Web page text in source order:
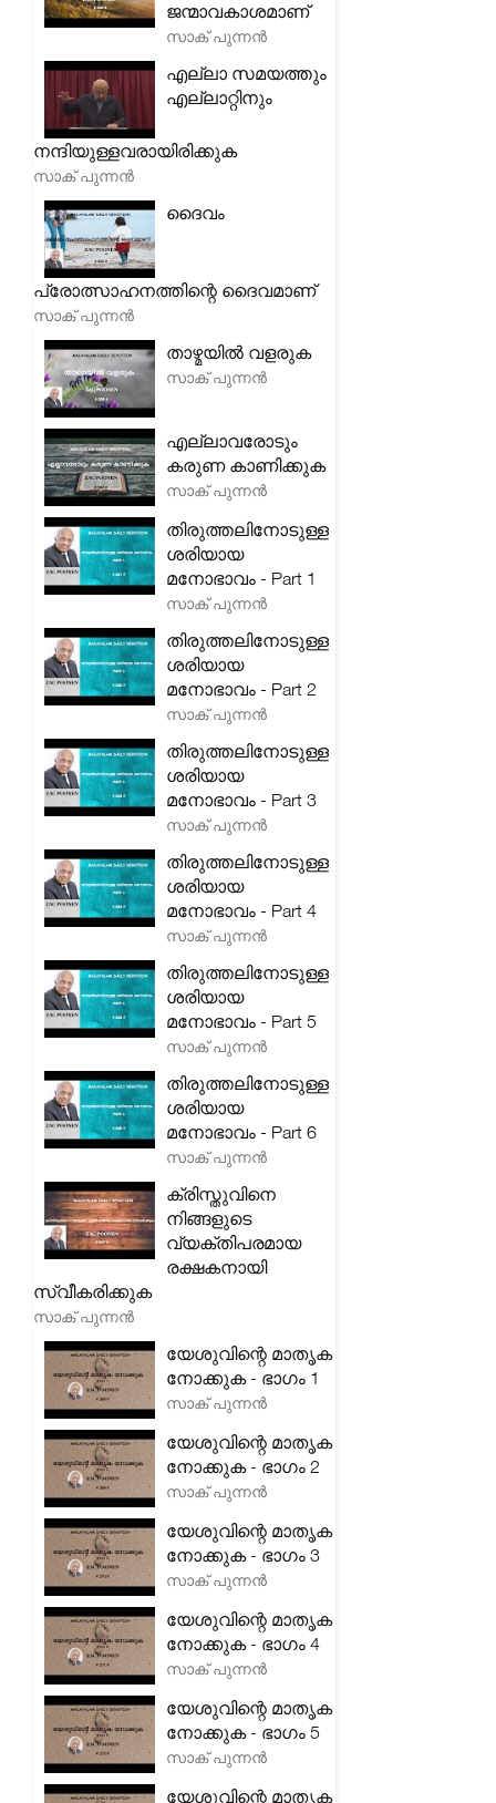
ജന്മാവകാശമാണ്
സാക് പുന്നൻ
എല്ലാ സമയത്തും
എല്ലാറ്റിനും
നന്ദിയുള്ളവരായിരിക്കുക
സാക് പുന്നൻ
ദൈവം
പ്രോത്സാഹനത്തിന്റെ ദൈവമാണ്
സാക് പുന്നൻ
താഴ്മയിൽ വളരുക
സാക് പുന്നൻ
എല്ലാവരോടും
കരുണ കാണിക്കുക
സാക് പുന്നൻ
തിരുത്തലിനോടുള്ള
ശരിയായ
മനോഭാവം - Part 1
സാക് പുന്നൻ
തിരുത്തലിനോടുള്ള
ശരിയായ
മനോഭാവം - Part 2
സാക് പുന്നൻ
തിരുത്തലിനോടുള്ള
ശരിയായ
മനോഭാവം - Part 3
സാക് പുന്നൻ
തിരുത്തലിനോടുള്ള
ശരിയായ
മനോഭാവം - Part 4
സാക് പുന്നൻ
തിരുത്തലിനോടുള്ള
ശരിയായ
മനോഭാവം - Part 5
സാക് പുന്നൻ
തിരുത്തലിനോടുള്ള
ശരിയായ
മനോഭാവം - Part 6
സാക് പുന്നൻ
ക്രിസ്തുവിനെ
നിങ്ങളുടെ
വ്യക്തിപരമായ
രക്ഷകനായി
സ്വീകരിക്കുക
സാക് പുന്നൻ
യേശുവിന്റെ മാതൃക
നോക്കുക - ഭാഗം 1
സാക് പുന്നൻ
യേശുവിന്റെ മാതൃക
നോക്കുക - ഭാഗം 2
സാക് പുന്നൻ
യേശുവിന്റെ മാതൃക
നോക്കുക - ഭാഗം 3
സാക് പുന്നൻ
യേശുവിന്റെ മാതൃക
നോക്കുക - ഭാഗം 4
സാക് പുന്നൻ
യേശുവിന്റെ മാതൃക
നോക്കുക - ഭാഗം 5
സാക് പുന്നൻ
യേശുവിന്റെ മാതൃക